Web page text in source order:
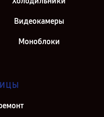
Видеокамеры
Моноблоки